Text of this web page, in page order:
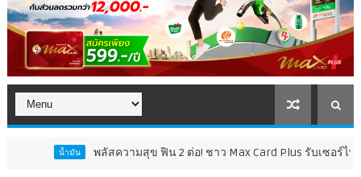
พลัสความสุข ฟิน 2 ต่อ! ชาว Max Card Plus รับเซอร์ไพรส์คุ้ม 2 เ